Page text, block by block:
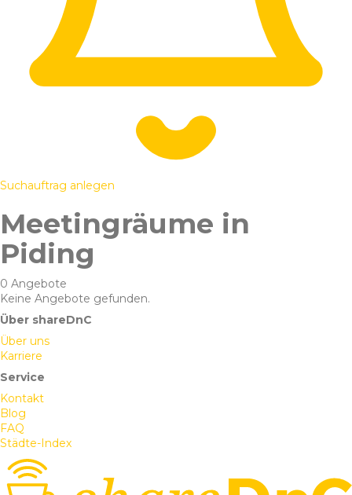
Suchauftrag anlegen
Meetingräume in
Piding
0 Angebote
Keine Angebote gefunden.
Über shareDnC
Über uns
Karriere
Service
Kontakt
Blog
FAQ
Städte-Index